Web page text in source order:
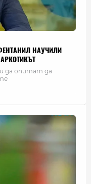
НАУЧИЛИ
да опитат да